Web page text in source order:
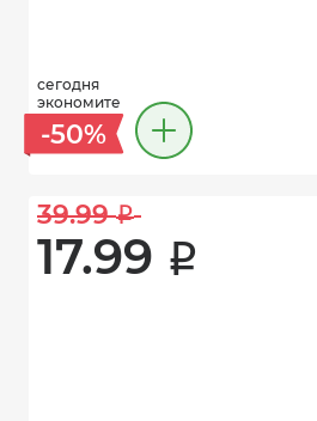
сегодня
экономите
-50%
39.99 i
17.99 i